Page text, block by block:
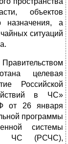
объектов
назначения, а
ситуаций
целевая
Российской
в ЧС»
от 26 января
программы
системы
ЧС (РСЧС),